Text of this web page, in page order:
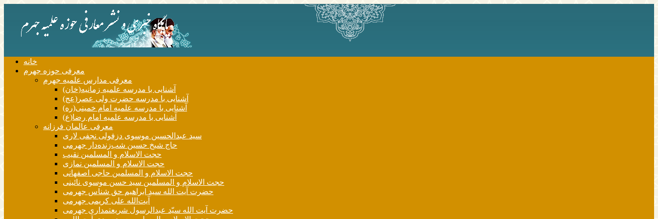
خانه
معرفی حوزه جهرم
معرفی مدارس علمیه جهرم
آشنایی با مدرسه علمیه زمانیه(خان)
آشنایی با مدرسه حضرت ولی عصر(عج)
آشنایی با مدرسه علمیه امام خمینی(ره)
آشنایی با مدرسه علمیه امام رضا(ع)
معرفی عالمان فرزانه
سید عبدالحسین موسوی دزفولی نجفی لاری
حاج شیخ حسین شب‌زنده‌دار جهرمی
حجت الاسلام و المسلمین نقیب
حجت الاسلام و المسلمین نمازی
حجت الاسلام و المسلمین حاجی اصفهانی
حجت الاسلام و المسلمین سید حسن موسوی نائینی
حضرت آیت الله سید ابراهیم حق شناس جهرمی
آیت‌الله علی کریمی جهرمی
حضرت آيت الله سیّد عبدالرسول شریعتمداری جهرمی